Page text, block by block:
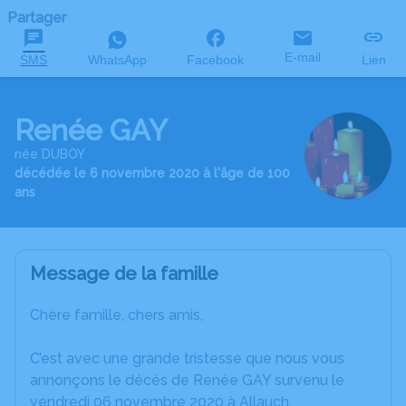
Partager
SMS WhatsApp Facebook E-mail Lien
Renée GAY
née DUBOY
décédée le 6 novembre 2020 à l'âge de 100
ans
Message de la famille
Chère famille, chers amis,
C’est avec une grande tristesse que nous vous
annonçons le décès de Renée GAY survenu le
vendredi 06 novembre 2020 à Allauch.